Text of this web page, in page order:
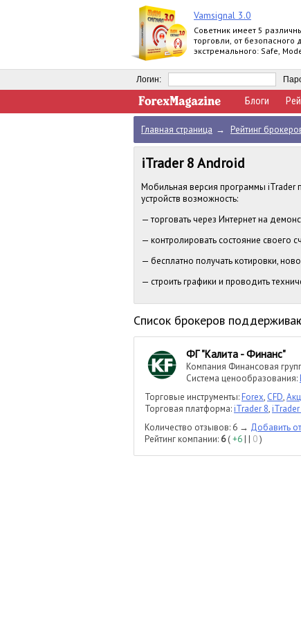
Vamsignal 3.0
Советник имеет 5
торговли, от безопасного
экстремального: Safe,
Логин:
Блоги
Главная страница → Рейтинг
iTrader 8 Android
Мобильная версия программы
устройств возможность:
— торговать через Интернет на
— контролировать состояние своего
— бесплатно получать котировки,
— строить графики и проводить
Cписок брокеров
ФГ "Калита - Финанс"
Компания Финансовая
Система ценообразования:
Торговые инструменты:Forex, CFD,
Торговая платформа:iTrader 8,
Количество отзывов: 6 → Добавить
Рейтинг компании: 6(+6| | 0)